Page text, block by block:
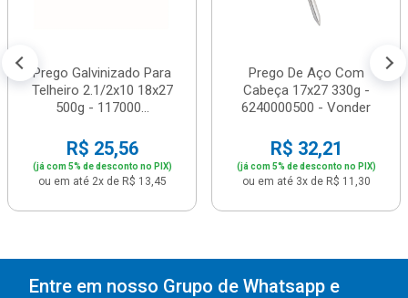
Prego Galvinizado Para
Telheiro 2.1/2x10 18x27
500g - 117000...
R$ 25,56
(já com 5% de desconto no PIX)
ou em até 2x de R$ 13,45
Prego De Aço Com
Cabeça 17x27 330g -
6240000500 - Vonder
R$ 32,21
(já com 5% de desconto no PIX)
ou em até 3x de R$ 11,30
Entre em nosso Grupo de Whatsapp e